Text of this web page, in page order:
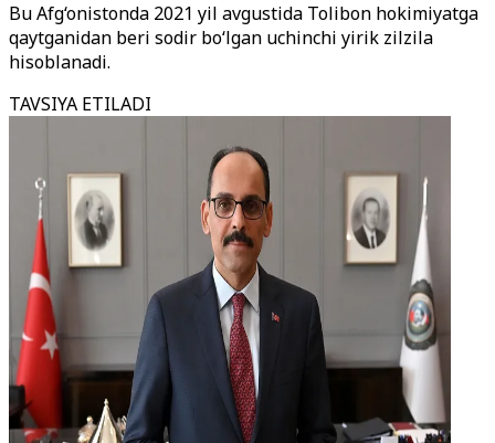
Bu Afg‘onistonda 2021 yil avgustida Tolibon hokimiyatga
qaytganidan beri sodir bo‘lgan uchinchi yirik zilzila
hisoblanadi.
TAVSIYA ETILADI